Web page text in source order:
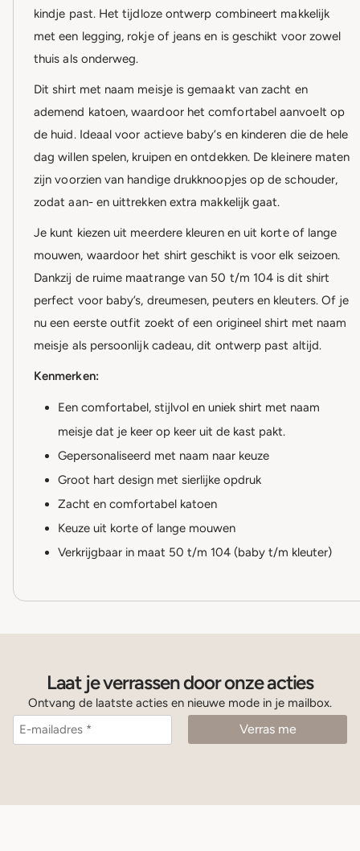
kindje past. Het tijdloze ontwerp combineert makkelijk
met een legging, rokje of jeans en is geschikt voor zowel
thuis als onderweg.
Dit shirt met naam meisje is gemaakt van zacht en
ademend katoen, waardoor het comfortabel aanvoelt op
de huid. Ideaal voor actieve baby’s en kinderen die de hele
dag willen spelen, kruipen en ontdekken. De kleinere maten
zijn voorzien van handige drukknoopjes op de schouder,
zodat aan- en uittrekken extra makkelijk gaat.
Je kunt kiezen uit meerdere kleuren en uit korte of lange
mouwen, waardoor het shirt geschikt is voor elk seizoen.
Dankzij de ruime maatrange van 50 t/m 104 is dit shirt
perfect voor baby’s, dreumesen, peuters en kleuters. Of je
nu een eerste outfit zoekt of een origineel shirt met naam
meisje als persoonlijk cadeau, dit ontwerp past altijd.
Kenmerken:
Een comfortabel, stijlvol en uniek shirt met naam
meisje dat je keer op keer uit de kast pakt.
Gepersonaliseerd met naam naar keuze
Groot hart design met sierlijke opdruk
Zacht en comfortabel katoen
Keuze uit korte of lange mouwen
Verkrijgbaar in maat 50 t/m 104 (baby t/m kleuter)
Laat je verrassen door onze acties
Ontvang de laatste acties en nieuwe mode in je mailbox.